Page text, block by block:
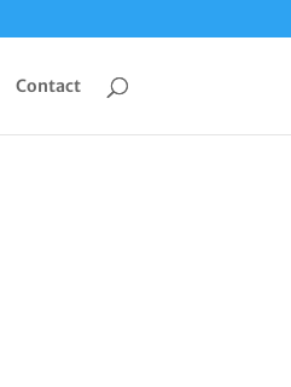
Contact